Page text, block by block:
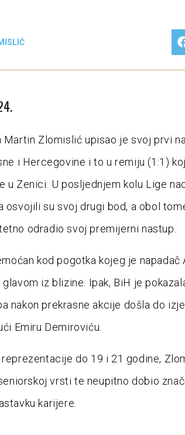
Martin Zlomislić upisao je svoj prvi
i Hercegovine i to u remiju (1:1)
u Zenici. U posljednjem kolu Lige
osvojili su svoj drugi bod, a obol
odradio svoj premijerni nastup.
kod pogotka kojeg je napadač
iz blizine. Ipak, BiH je
nakon prekrasne akcije došla do
Emiru Demiroviću.
reprezentacije do 19 i 21 godine,
vrsti te neupitno dobio
karijere.